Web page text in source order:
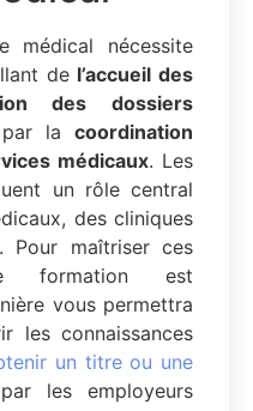
médical nécessite
de l’accueil des
des dossiers
la coordination
médicaux. Les
un rôle central
des cliniques
Pour maîtriser ces
formation est
vous permettra
les connaissances
un titre ou une
les employeurs